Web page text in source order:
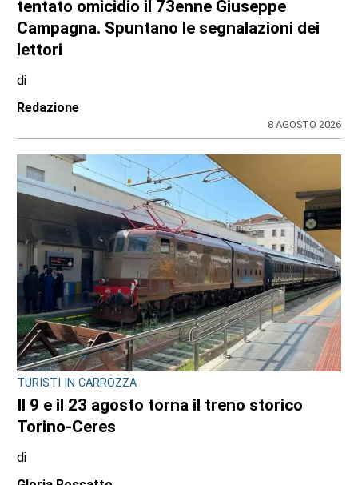
CRONACA
Ciclisti travolti a Lanzo, l’Uncem e Cassani:
«Basta follia, serve una nuova cultura della
strada e corsie riservate»
di
Redazione
9 AGOSTO 2026
L'INIZIATIVA CULTURALE NEL TERRITORIO
La biblioteca di Varisella rinasce con 600
nuovi libri: il primo corso a fine settembre